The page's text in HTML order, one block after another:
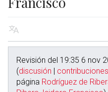
Revisión del 19:35 6 nov
(discusión | contribuciones
página Rodríguez de